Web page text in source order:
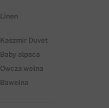
Linen
Kaszmir Duvet
Baby alpaca
Owcza wełna
Bawełna